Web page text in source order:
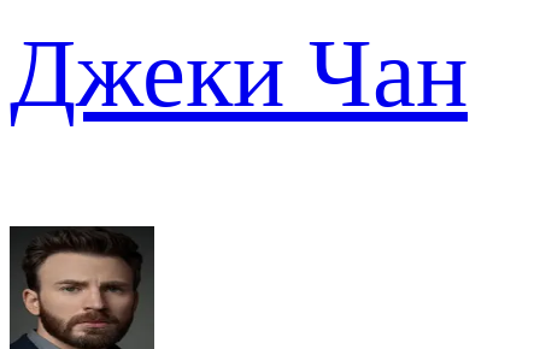
Джеки Чан